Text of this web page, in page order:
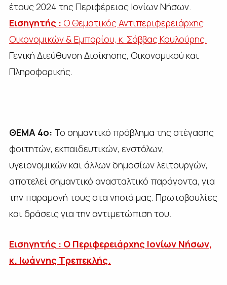
έτους 2024 της Περιφέρειας Ιονίων Νήσων.
Εισηγητής : Ο Θεματικός Αντιπεριφερειάρχης
Οικονομικών & Εμπορίου, κ. Σάββας Κουλούρης.
Γενική Διεύθυνση Διοίκησης, Οικονομικού και
Πληροφορικής.
ΘΕΜΑ 4ο: Το σημαντικό πρόβλημα της στέγασης
φοιτητών, εκπαιδευτικών, ενστόλων,
υγειονομικών και άλλων δημοσίων λειτουργών,
αποτελεί σημαντικό ανασταλτικό παράγοντα, για
την παραμονή τους στα νησιά μας. Πρωτοβουλίες
και δράσεις για την αντιμετώπιση του.
Εισηγητής : Ο Περιφερειάρχης Ιονίων Νήσων,
κ. Ιωάννης Τρεπεκλής.